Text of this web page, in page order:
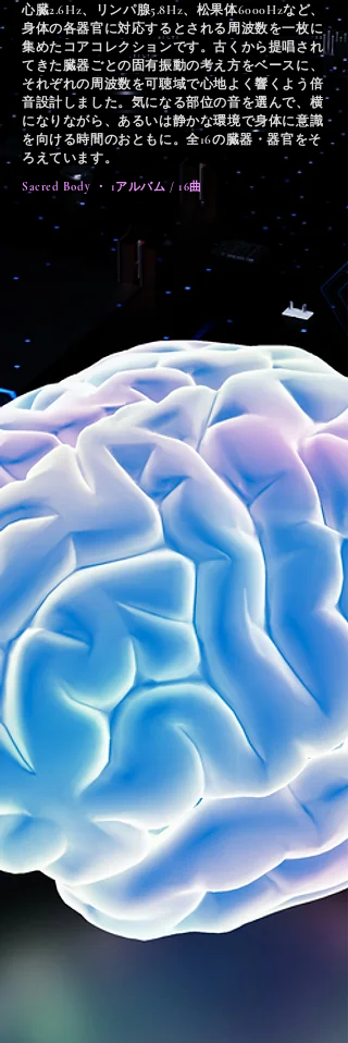
心臓2.6Hz、リンパ腺5.8Hz、松果体6000Hzなど、
身体の各器官に対応するとされる周波数を一枚に
集めたコアコレクションです。古くから提唱され
てきた臓器ごとの固有振動の考え方をベースに、
それぞれの周波数を可聴域で心地よく響くよう倍
音設計しました。気になる部位の音を選んで、横
になりながら、あるいは静かな環境で身体に意識
を向ける時間のおともに。全16の臓器・器官をそ
ろえています。
Sacred Body ・ 1アルバム / 16曲